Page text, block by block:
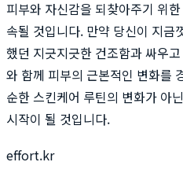
피부와 자신감을 되찾아주기 위
속될 것입니다. 만약 당신이 지금
했던 지긋지긋한 건조함과 싸우
와 함께 피부의 근본적인 변화를
순한 스킨케어 루틴의 변화가 아
시작이 될 것입니다.
effort.kr